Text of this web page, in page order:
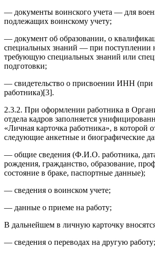
— документы воинского учета — для
подлежащих воинскому учету;
— документ об образовании, о
специальных знаний — при поступлении
требующую специальных знаний или
подготовки;
— свидетельство о присвоении ИНН (при
работника)[3].
2.3.2. При оформлении работника в
отдела кадров заполняется
«Личная карточка работника», в которой
следующие анкетные и биографические
— общие сведения (Ф.И.О. работника,
рождения, гражданство, образование,
состояние в браке, паспортные данные);
— сведения о воинском учете;
— данные о приеме на работу;
В дальнейшем в личную карточку
— сведения о переводах на другую работу;